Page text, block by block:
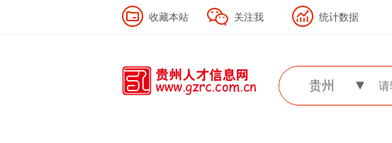
收藏本站 关注我 统计数据
贵州